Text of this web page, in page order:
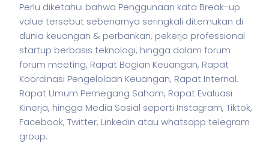
Perlu diketahui bahwa Penggunaan kata Break-up
value tersebut sebenarnya seringkali ditemukan di
dunia keuangan & perbankan, pekerja professional
startup berbasis teknologi, hingga dalam forum
forum meeting, Rapat Bagian Keuangan, Rapat
Koordinasi Pengelolaan Keuangan, Rapat Internal.
Rapat Umum Pemegang Saham, Rapat Evaluasi
Kinerja, hingga Media Sosial seperti Instagram, Tiktok,
Facebook, Twitter, Linkedin atau whatsapp telegram
group.